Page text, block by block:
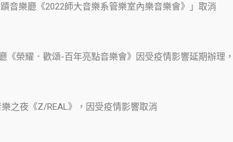
音樂廳《2022師大音樂系管樂室內樂音樂會》」取消
《榮耀．歡頌-百年亮點音樂會》因受疫情影響延期辦理
之夜《Z/REAL》，因受疫情影響取消